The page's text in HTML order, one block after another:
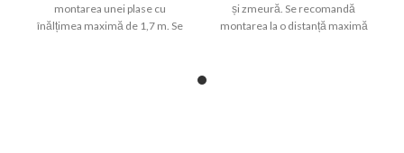
montarea unei plase cu
înălțimea maximă de 1,7 m. Se
și zmeură. Se recomandă
montarea la o distanță maximă